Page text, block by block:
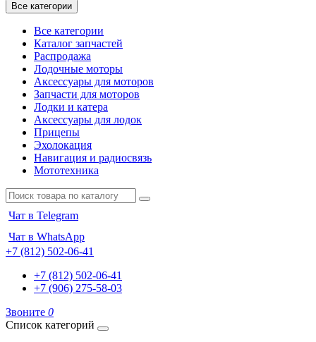
Все категории
Все категории
Каталог запчастей
Распродажа
Лодочные моторы
Аксессуары для моторов
Запчасти для моторов
Лодки и катера
Аксессуары для лодок
Прицепы
Эхолокация
Навигация и радиосвязь
Мототехника
Чат в Telegram
Чат в WhatsApp
+7 (812) 502-06-41
+7 (812) 502-06-41
+7 (906) 275-58-03
Звоните 0
Список категорий